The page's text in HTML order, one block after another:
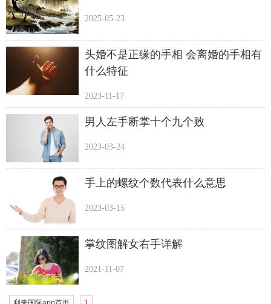
2025-05-23
头婚不是正缘的手相 会离婚的手相有
什么特征
2023-11-17
男人左手断掌十个九个败​
2023-03-24
手上的螺纹个数代表什么意思
2023-03-15
掌纹图解女右手详解
2021-11-07